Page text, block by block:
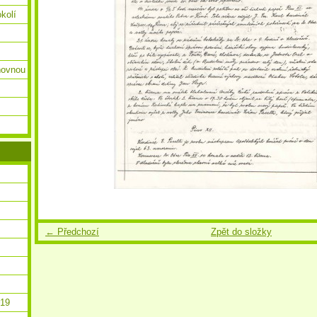
← Předchozí Zpět do složky